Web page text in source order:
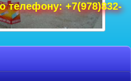
телефону: +7(978)832-